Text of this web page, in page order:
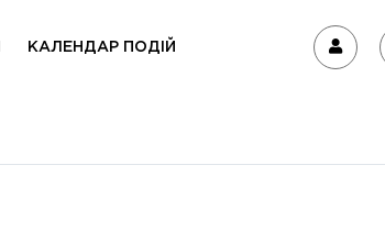
КАЛЕНДАР ПОДІЙ